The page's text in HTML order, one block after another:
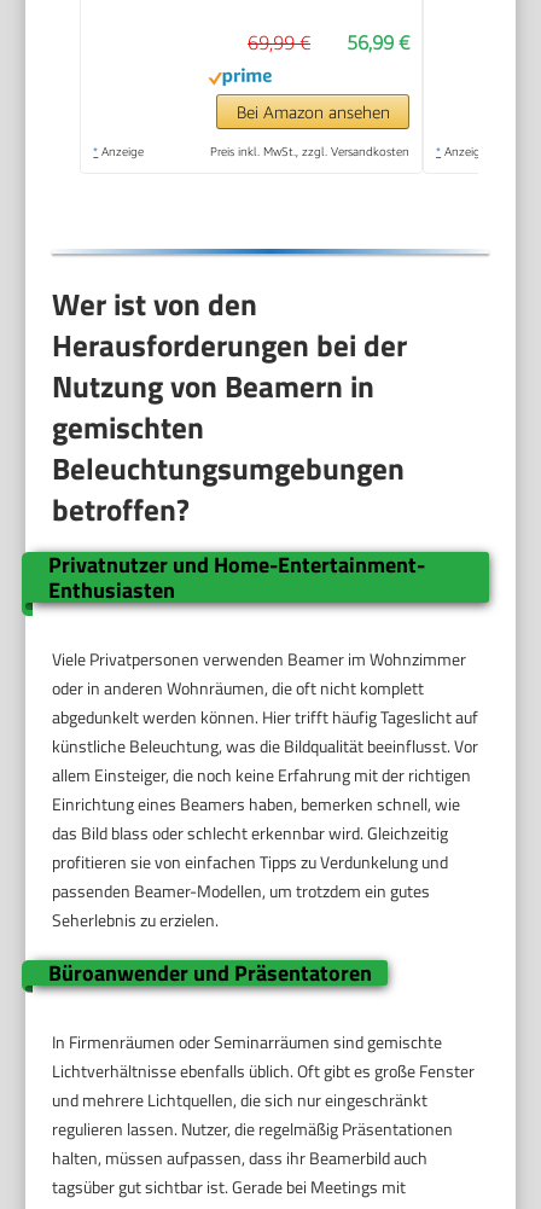
56,99 €
69,99 €
Bei Amazon ansehen
* Anzeige Preis inkl. MwSt., zzgl. Versandkosten * Anzeige
Wer ist von den
Herausforderungen bei der
Nutzung von Beamern in
gemischten
Beleuchtungsumgebungen
betroffen?
Privatnutzer und Home-Entertainment-
Enthusiasten
Viele Privatpersonen verwenden Beamer im Wohnzimmer
oder in anderen Wohnräumen, die oft nicht komplett
abgedunkelt werden können. Hier trifft häufig Tageslicht auf
künstliche Beleuchtung, was die Bildqualität beeinflusst. Vor
allem Einsteiger, die noch keine Erfahrung mit der richtigen
Einrichtung eines Beamers haben, bemerken schnell, wie
das Bild blass oder schlecht erkennbar wird. Gleichzeitig
profitieren sie von einfachen Tipps zu Verdunkelung und
passenden Beamer-Modellen, um trotzdem ein gutes
Seherlebnis zu erzielen.
Büroanwender und Präsentatoren
In Firmenräumen oder Seminarräumen sind gemischte
Lichtverhältnisse ebenfalls üblich. Oft gibt es große Fenster
und mehrere Lichtquellen, die sich nur eingeschränkt
regulieren lassen. Nutzer, die regelmäßig Präsentationen
halten, müssen aufpassen, dass ihr Beamerbild auch
tagsüber gut sichtbar ist. Gerade bei Meetings mit